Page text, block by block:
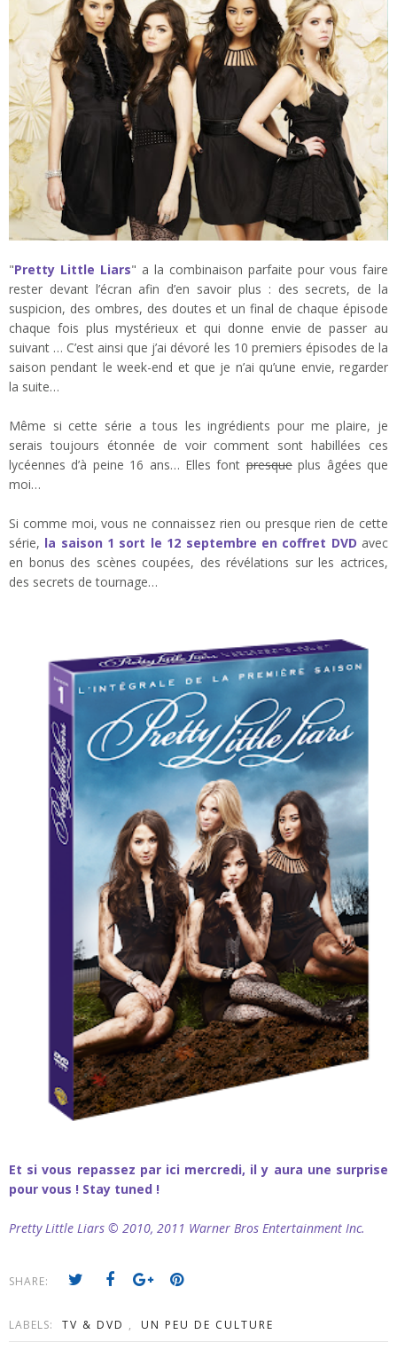
"Pretty Little Liars" a la combinaison parfaite pour vous faire
rester devant l’écran afin d’en savoir plus : des secrets, de la
suspicion, des ombres, des doutes et un final de chaque épisode
chaque fois plus mystérieux et qui donne envie de passer au
suivant … C’est ainsi que j’ai dévoré les 10 premiers épisodes de la
saison pendant le week-end et que je n’ai qu’une envie, regarder
la suite…
Même si cette série a tous les ingrédients pour me plaire, je
serais toujours étonnée de voir comment sont habillées ces
lycéennes d’à peine 16 ans… Elles fontpresqueplus âgées que
moi…
Si comme moi, vous ne connaissez rien ou presque rien de cette
série, la saison 1 sort le 12 septembre en coffret DVD avec
en bonus des scènes coupées, des révélations sur les actrices,
des secrets de tournage…
Et si vous repassez par ici mercredi, il y aura une surprise
pour vous ! Stay tuned !
Pretty Little Liars © 2010, 2011 Warner Bros Entertainment Inc.
SHARE:
LABELS: TV & DVD , UN PEU DE CULTURE